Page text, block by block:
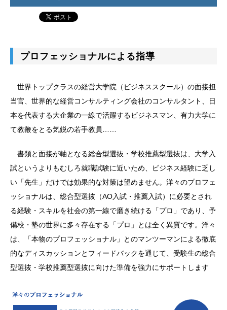
プロフェッショナルによる指導
世界トップクラスの経営大学院（ビジネススクール）の面接担
当官、世界的な経営コンサルティング会社のコンサルタント、日
本を代表する大企業の一線で活躍するビジネスマン、有力大学に
て教鞭をとる気鋭の若手教員……
書類と面接が軸となる総合型選抜・学校推薦型選抜は、大学入
試というよりもむしろ就職試験に近いため、ビジネス経験に乏し
い「先生」だけでは効果的な対策は望めません。洋々のプロフェ
ッショナルは、総合型選抜（AO入試・推薦入試）に必要とされ
る経験・スキルを社会の第一線で磨き続ける「プロ」であり、予
備校・塾の世界に多々存在する「プロ」とは全く異質です。洋々
は、「本物のプロフェッショナル」とのマンツーマンによる徹底
的なディスカッションとフィードバックを通じて、受験生の総合
型選抜・学校推薦型選抜に向けた準備を強力にサポートします